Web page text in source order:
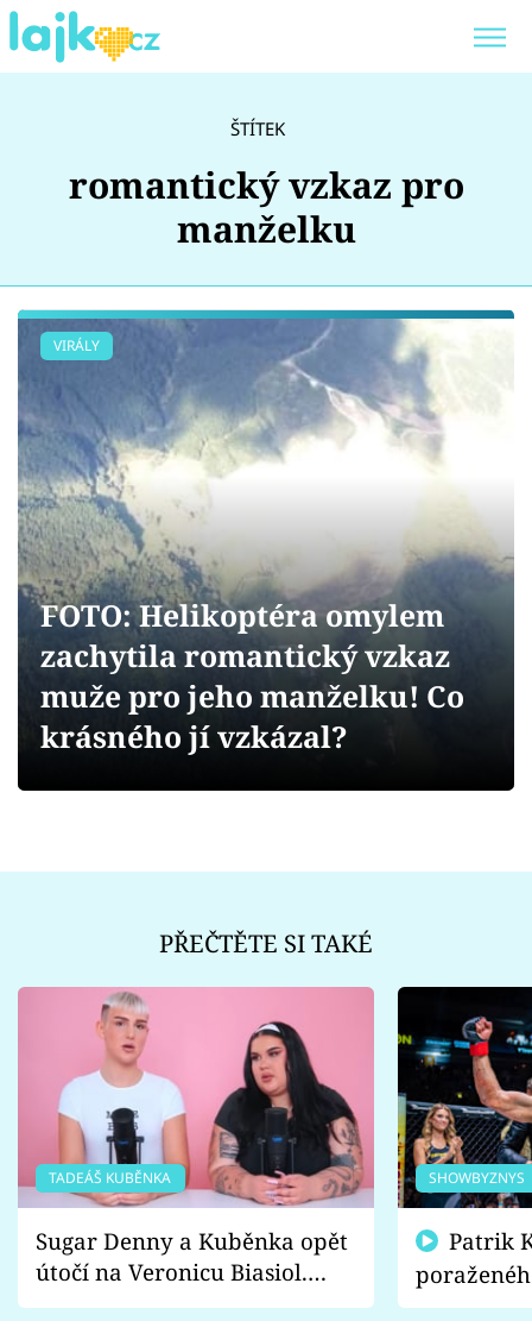
Showbyznys
Youtubeři
Virály
Sex a vztahy
Videa
Sledujte prima+
Přihlášení
ŠTÍTEK
romantický vzkaz pro
manželku
VIRÁLY
FOTO: Helikoptéra omylem
zachytila romantický vzkaz
muže pro jeho manželku! Co
krásného jí vzkázal?
PŘEČTĚTE SI TAKÉ
TADEÁŠ KUBĚNKA
Sugar Denny a Kuběnka opět
útočí na Veronicu Biasiol.
Proč je podle nich falešná a
SHOWBYZNYS
fanoušci